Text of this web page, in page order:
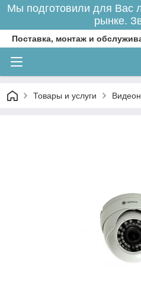
Мы подготовили для Вас
рынке.
Поставка, монтаж и
Товары и услуги